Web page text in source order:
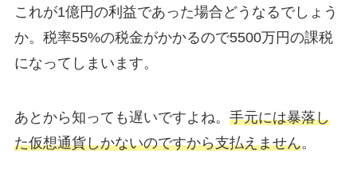
これが1億円の利益であった場合どうなるでしょう
か。税率55%の税金がかかるので5500万円の課税
になってしまいます。
あとから知っても遅いですよね。 手元には暴落し
た仮想通貨しかないのですから支払えません。